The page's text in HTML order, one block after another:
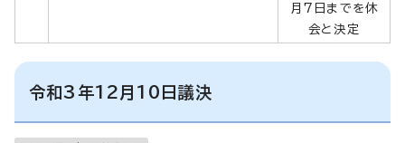
月7日までを休
会と決定
令和3年12月10日議決